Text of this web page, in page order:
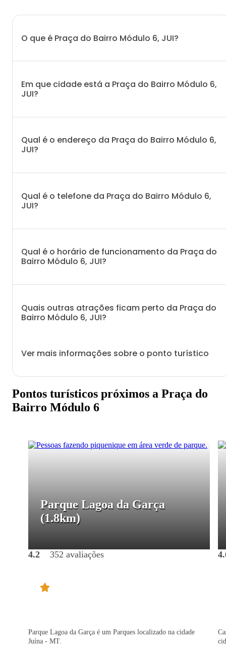
O que é Praça do Bairro Módulo 6, JUI?
Em que cidade está a Praça do Bairro Módulo 6,
JUI?
Qual é o endereço da Praça do Bairro Módulo 6,
JUI?
Qual é o telefone da Praça do Bairro Módulo 6,
JUI?
Qual é o horário de funcionamento da Praça do
Bairro Módulo 6, JUI?
Quais outras atrações ficam perto da Praça do
Bairro Módulo 6, JUI?
Ver mais informações sobre o ponto turístico
Pontos turísticos próximos a Praça do
Bairro Módulo 6
Parque Lagoa da Garça
(1.8km)
4.2 352 avaliações
Parque Lagoa da Garça é um Parques localizado na cidade
Juína - MT.